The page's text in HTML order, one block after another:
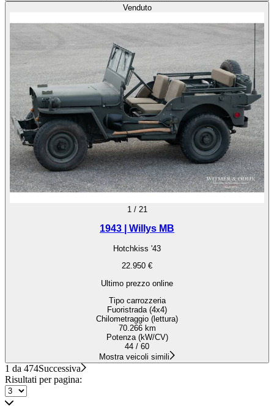
Venduto
1 / 21
1943 | Willys MB
Hotchkiss '43
22.950 €
Ultimo prezzo online
Tipo carrozzeria
Fuoristrada (4x4)
Chilometraggio (lettura)
70.266 km
Potenza (kW/CV)
44 / 60
Mostra veicoli simili
1 da 474Successiva
Risultati per pagina: